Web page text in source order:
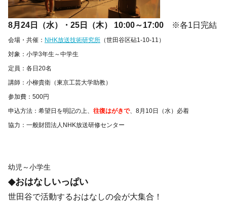
8月24日（水）・25日（木） 10:00～17:00 ※各1日完結
会場・共催： NHK放送技術研究所 （世田谷区砧1-10-11）
対象：小学3年生～中学生
定員：各日20名
講師：小柳貴衛（東京工芸大学助教）
参加費：500円
申込方法：希望日を明記の上、 往復はがきで、8月10日（水）必着
協力：一般財団法人NHK放送研修センター
幼児～小学生
◆おはなしいっぱい
世田谷で活動するおはなしの会が大集合！